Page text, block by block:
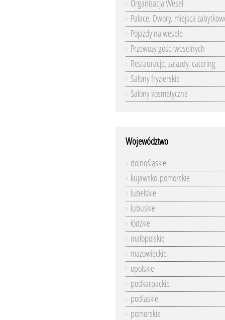
Organizacja Wesel
Pałace, Dwory, miejsca
Pojazdy na wesele
Przewozy gości weselnych
Restauracje, zajazdy, catering
Salony fryzjerskie
Salony kosmetyczne
Województwo
dolnośląskie
kujawsko-pomorskie
lubelskie
lubuskie
łódzkie
małopolskie
mazowieckie
opolskie
podkarpackie
podlaskie
pomorskie